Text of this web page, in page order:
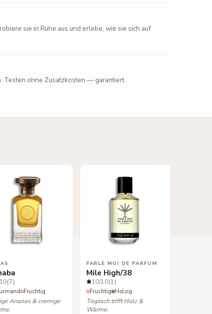
sie in Ruhe aus und erlebe, wie sie sich auf
Testen ohne Zusatzkosten — garantiert.
(7)
Fruchtig
Ananas & cremige
PARLE MOI DE PARFUM
Mile High/38
10/10(1)
Fruchtig Holzig
Tropisch trifft Holz &
Wärme.